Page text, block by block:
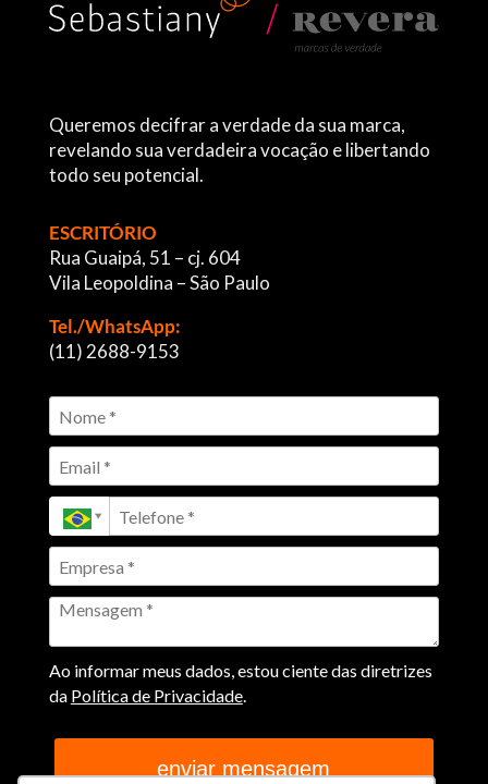
Queremos decifrar a verdade da sua marca,
revelando sua verdadeira vocação e libertando
todo seu potencial.
ESCRITÓRIO
Rua Guaipá, 51 – cj. 604
Vila Leopoldina – São Paulo
Tel./WhatsApp:
(11) 2688-9153
Ao informar meus dados, estou ciente das diretrizes
da Política de Privacidade.
enviar mensagem